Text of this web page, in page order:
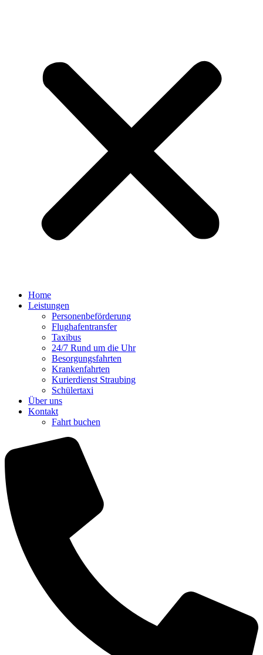
Home
Leistungen
Personenbeförderung
Flughafentransfer
Taxibus
24/7 Rund um die Uhr
Besorgungsfahrten
Krankenfahrten
Kurierdienst Straubing
Schülertaxi
Über uns
Kontakt
Fahrt buchen